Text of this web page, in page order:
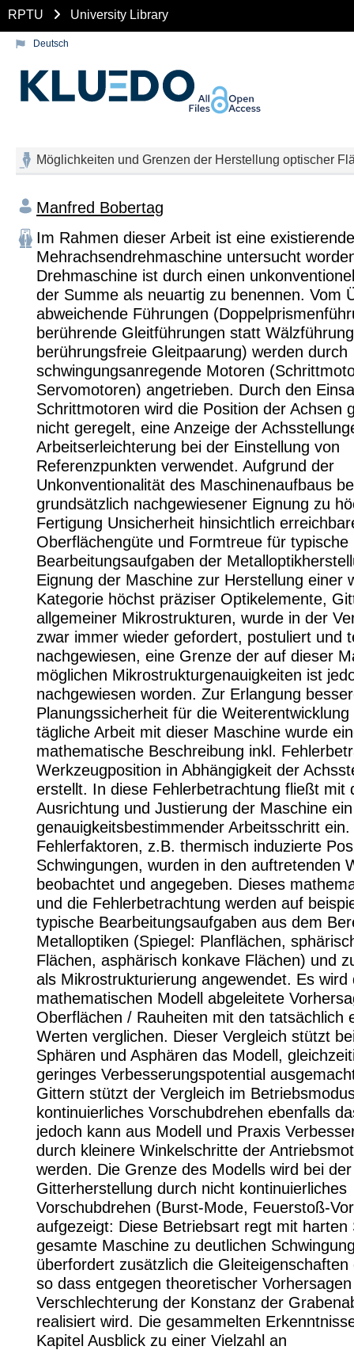
RPTU University Library
Deutsch
Möglichkeiten und Grenzen der Herstellung optischer
Manfred Bobertag
Im Rahmen dieser Arbeit ist eine
Mehrachsendrehmaschine untersucht
Drehmaschine ist durch einen
der Summe als neuartig zu benennen. Vom
abweichende Führungen
berührende Gleitführungen statt
berührungsfreie Gleitpaarung) werden durch
schwingungsanregende Motoren
Servomotoren) angetrieben. Durch den
Schrittmotoren wird die Position der Achsen
nicht geregelt, eine Anzeige der
Arbeitserleichterung bei der Einstellung von
Referenzpunkten verwendet. Aufgrund der
Unkonventionalität des Maschinenaufbaus
grundsätzlich nachgewiesener Eignung zu
Fertigung Unsicherheit hinsichtlich
Oberflächengüte und Formtreue für typische
Bearbeitungsaufgaben der
Eignung der Maschine zur Herstellung einer
Kategorie höchst präziser Optikelemente,
allgemeiner Mikrostrukturen, wurde in der
zwar immer wieder gefordert, postuliert und
nachgewiesen, eine Grenze der auf dieser
möglichen Mikrostrukturgenauigkeiten ist
nachgewiesen worden. Zur Erlangung
Planungssicherheit für die
tägliche Arbeit mit dieser Maschine wurde
mathematische Beschreibung inkl.
Werkzeugposition in Abhängigkeit der
erstellt. In diese Fehlerbetrachtung fließt mit
Ausrichtung und Justierung der Maschine
genauigkeitsbestimmender Arbeitsschritt
Fehlerfaktoren, z.B. thermisch induzierte
Schwingungen, wurden in den auftretenden
beobachtet und angegeben. Dieses
und die Fehlerbetrachtung werden auf
typische Bearbeitungsaufgaben aus dem
Metalloptiken (Spiegel: Planflächen,
Flächen, asphärisch konkave Flächen) und
als Mikrostrukturierung angewendet. Es wird
mathematischen Modell abgeleitete
Oberflächen / Rauheiten mit den tatsächlich
Werten verglichen. Dieser Vergleich stützt
Sphären und Asphären das Modell,
geringes Verbesserungspotential
Gittern stützt der Vergleich im
kontinuierliches Vorschubdrehen ebenfalls
jedoch kann aus Modell und Praxis
durch kleinere Winkelschritte der
werden. Die Grenze des Modells wird bei der
Gitterherstellung durch nicht kontinuierliches
Vorschubdrehen (Burst-Mode, Feuerstoß-
aufgezeigt: Diese Betriebsart regt mit harten
gesamte Maschine zu deutlichen
überfordert zusätzlich die
so dass entgegen theoretischer
Verschlechterung der Konstanz der
realisiert wird. Die gesammelten
Kapitel Ausblick zu einer Vielzahl an